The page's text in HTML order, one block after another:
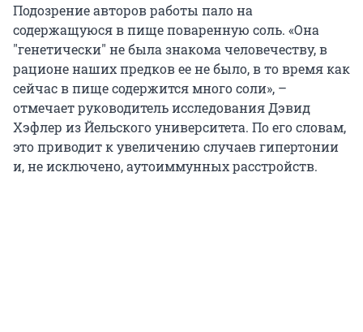
Подозрение авторов работы пало на
содержащуюся в пище поваренную соль. «Она
"генетически" не была знакома человечеству, в
рационе наших предков ее не было, в то время как
сейчас в пище содержится много соли», –
отмечает руководитель исследования Дэвид
Хэфлер из Йельского университета. По его словам,
это приводит к увеличению случаев гипертонии
и, не исключено, аутоиммунных расстройств.